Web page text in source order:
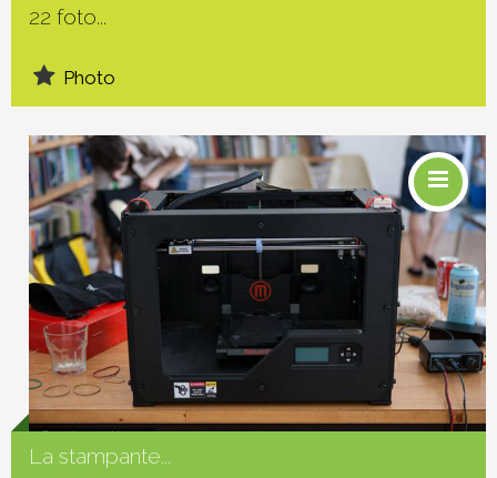
22 foto...
Photo
La stampante...
Social